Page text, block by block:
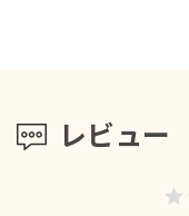
レビュー